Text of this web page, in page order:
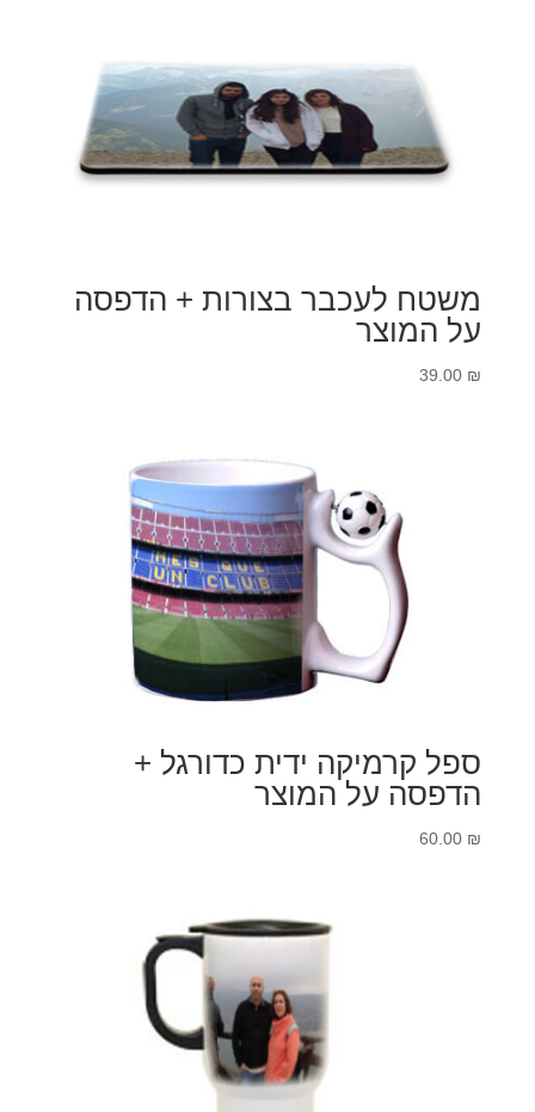
משטח לעכבר בצורות + הדפסה
על המוצר
39.00 ₪
ספל קרמיקה ידית כדורגל +
הדפסה על המוצר
60.00 ₪